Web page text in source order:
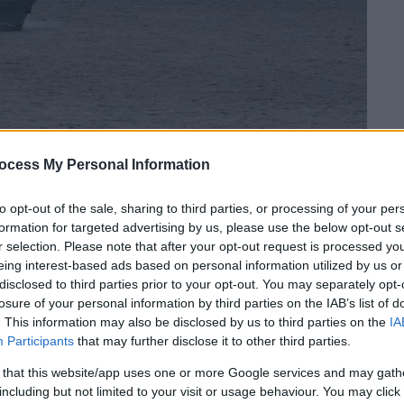
My Personal Information
opt-out of the sale, sharing to third parties, or processing of your
for targeted advertising by us, please use the below opt-out
selection. Please note that after your opt-out request is processed
interest-based ads based on personal information utilized by us
to third parties prior to your opt-out. You may separately
of your personal information by third parties on the IAB’s list of
This information may also be disclosed by us to third parties on the
Participants that may further disclose it to other third parties.
that this website/app uses one or more Google services and may
but not limited to your visit or usage behaviour. You may
το ΕΘΝΟΣ στη Google
τηςΣύμης, όταν τις βραδινές ώρες,
Σώματος-Ελληνικής Ακτοφυλακής
περιοχή της Σύμης, εντόπισαν πνευστό
να πλέει με μεγάλη ταχύτητα,
Νίμο.